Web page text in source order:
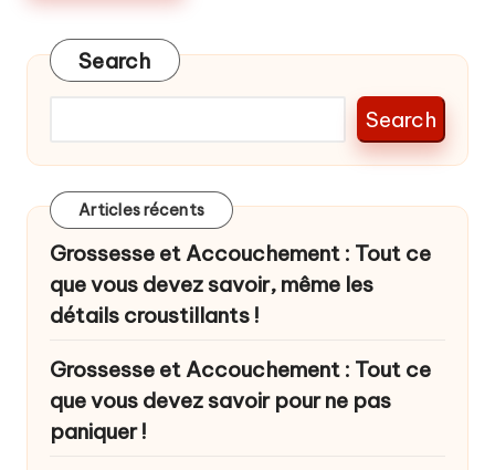
Search
Search
Articles récents
Grossesse et Accouchement : Tout ce
que vous devez savoir, même les
détails croustillants !
Grossesse et Accouchement : Tout ce
que vous devez savoir pour ne pas
paniquer !